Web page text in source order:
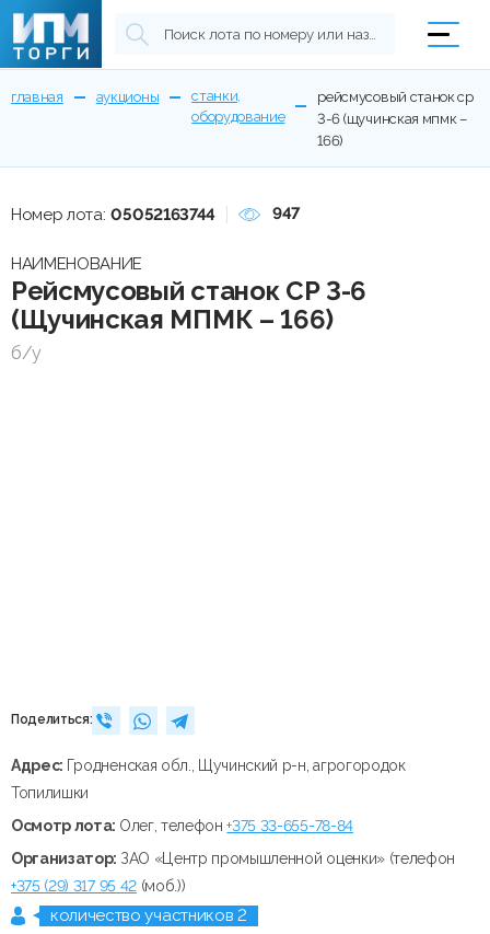
главная аукционы
станки,
оборудование
рейсмусовый станок ср
3-6 (щучинская мпмк –
166)
Поделиться:
Номер лота: 05052163744 947
НАИМЕНОВАНИЕ
Рейсмусовый станок СР 3-6
(Щучинская МПМК – 166)
б/у
Адрес: Гродненская обл., Щучинский р-н, агрогородок
Топилишки
Осмотр лота: Олег, телефон+375 33-655-78-84
Организатор: ЗАО «Центр промышленной оценки» (телефон
+375 (29) 317 95 42(моб.))
количество участников 2